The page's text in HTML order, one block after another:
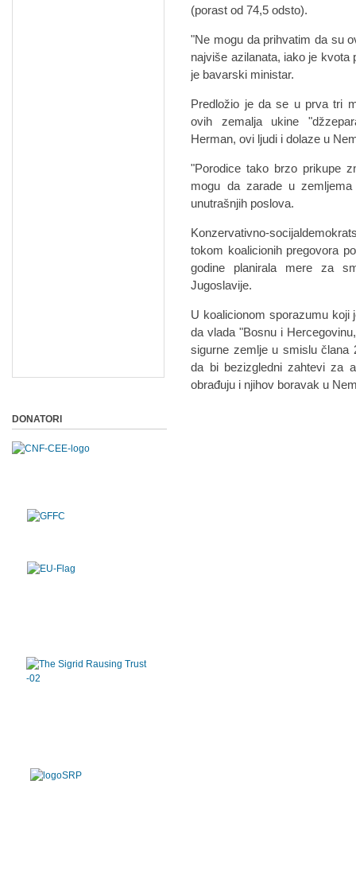
(porast od 74,5 odsto).
"Ne mogu da prihvatim da su
najviše azilanata, iako je kvota
je bavarski ministar.
Predložio je da se u prva tri
ovih zemalja ukine
Herman, ovi ljudi i dolaze u
"Porodice tako brzo prikupe
mogu da zarade u
unutrašnjih poslova.
Konzervativno-
tokom koalicionih pregovora
godine planirala mere za
Jugoslavije.
U koalicionom sporazumu koji
da vlada "Bosnu i
sigurne zemlje u smislu člana
da bi bezizgledni zahtevi za
obrađuju i njihov boravak u
DONATORI